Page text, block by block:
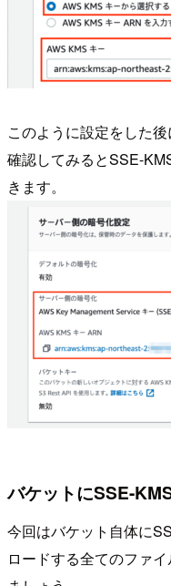
このように設定をした
確認してみるとSSE-
きます。
バケットにSSE-
今回はバケット自体に
ロードする全てのファ